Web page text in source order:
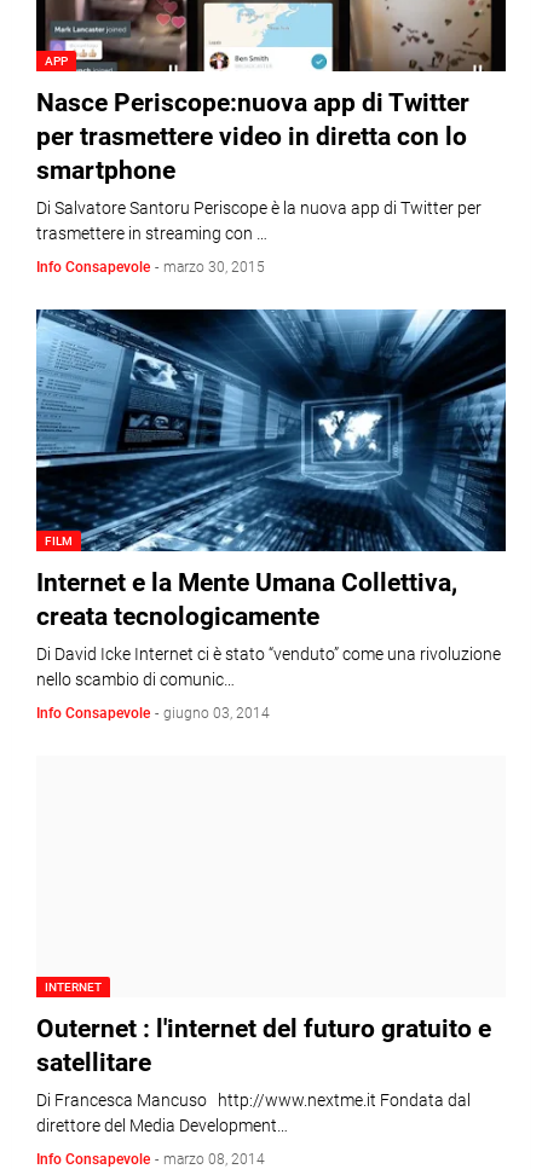
APP
Nasce Periscope:nuova app di Twitter
per trasmettere video in diretta con lo
smartphone
Di Salvatore Santoru Periscope è la nuova app di Twitter per
trasmettere in streaming con …
Info Consapevole - marzo 30, 2015
FILM
Internet e la Mente Umana Collettiva,
creata tecnologicamente
Di David Icke Internet ci è stato “venduto” come una rivoluzione
nello scambio di comunic…
Info Consapevole - giugno 03, 2014
INTERNET
Outernet : l'internet del futuro gratuito e
satellitare
Di Francesca Mancuso http://www.nextme.it Fondata dal
direttore del Media Development…
Info Consapevole - marzo 08, 2014